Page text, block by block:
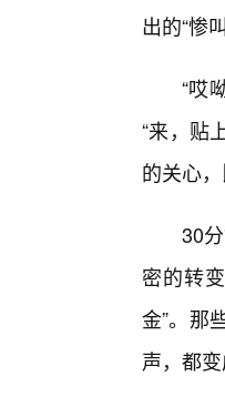
出的“惨
“哎
“来，贴
的关心
30
密的转
金”。那
声，都变